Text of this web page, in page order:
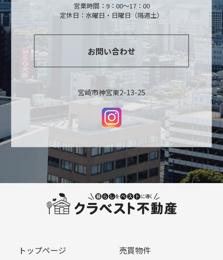
営業時間：9：00～17：00
定休日：水曜日・日曜日（隔週土）
お問い合わせ
宮崎市神宮東2-13-25
トップページ 売買物件